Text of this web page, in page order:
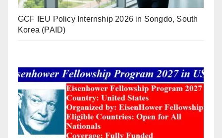
GCF IEU Policy Internship 2026 in Songdo, South
Korea (PAID)